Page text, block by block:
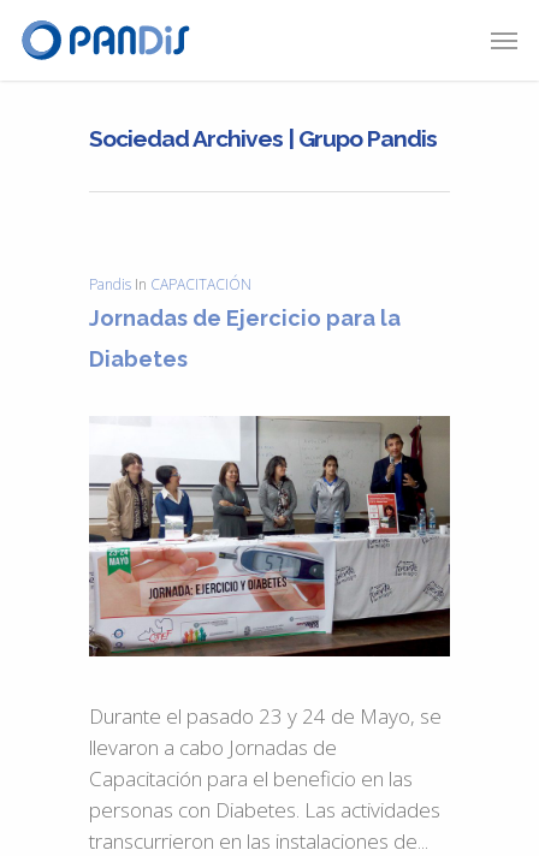
Sociedad Archives | Grupo Pandis
Pandis In CAPACITACIÓN
Jornadas de Ejercicio para la
Diabetes
Durante el pasado 23 y 24 de Mayo, se
llevaron a cabo Jornadas de
Capacitación para el beneficio en las
personas con Diabetes. Las actividades
transcurrieron en las instalaciones de...